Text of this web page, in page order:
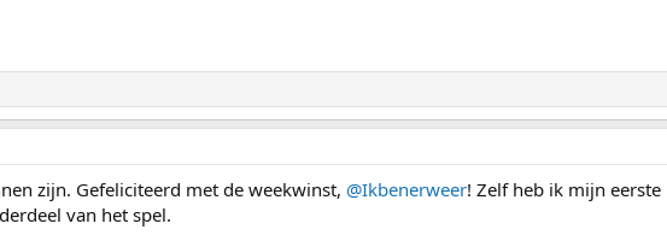
zijn. Gefeliciteerd met de weekwinst, @Ikbenerweer! Zelf heb ik mijn
van het spel.